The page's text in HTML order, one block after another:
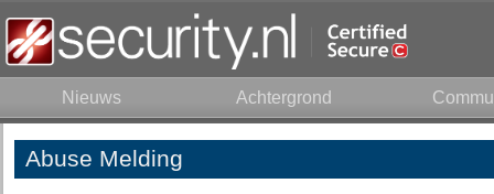
Nieuws Achtergrond
Abuse Melding